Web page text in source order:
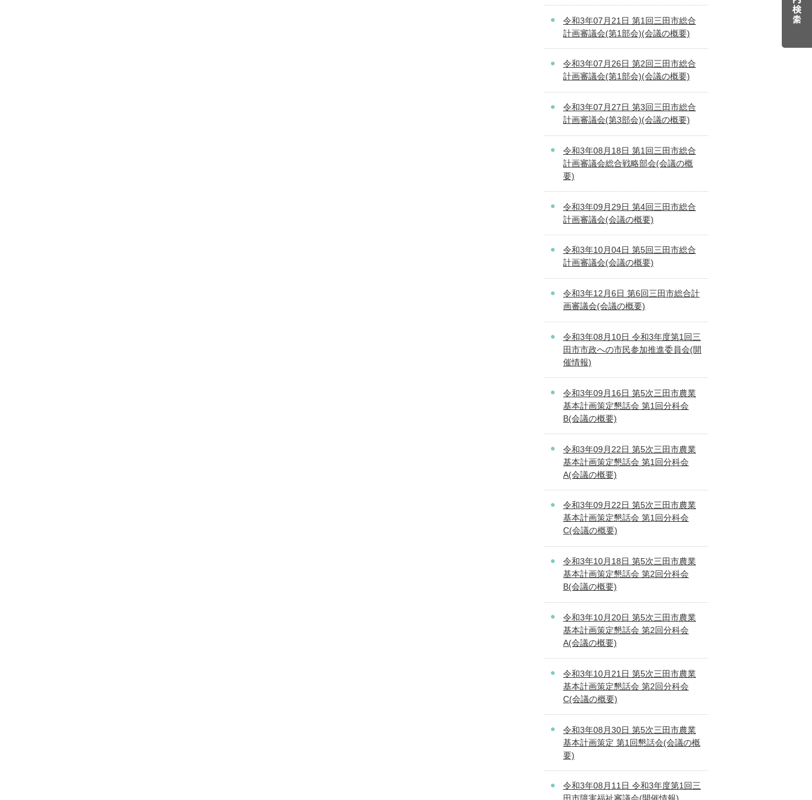
令和3年07月21日 第1回三田市総合
計画審議会(第1部会)(会議の概要)
令和3年07月26日 第2回三田市総合
計画審議会(第1部会)(会議の概要)
令和3年07月27日 第3回三田市総合
計画審議会(第3部会)(会議の概要)
令和3年08月18日 第1回三田市総合
計画審議会総合戦略部会(会議の概
要)
令和3年09月29日 第4回三田市総合
計画審議会(会議の概要)
令和3年10月04日 第5回三田市総合
計画審議会(会議の概要)
令和3年12月6日 第6回三田市総合計
画審議会(会議の概要)
令和3年08月10日 令和3年度第1回三
田市市政への市民参加推進委員会(開
催情報)
令和3年09月16日 第5次三田市農業
基本計画策定懇話会 第1回分科会
B(会議の概要)
令和3年09月22日 第5次三田市農業
基本計画策定懇話会 第1回分科会
A(会議の概要)
令和3年09月22日 第5次三田市農業
基本計画策定懇話会 第1回分科会
C(会議の概要)
令和3年10月18日 第5次三田市農業
基本計画策定懇話会 第2回分科会
B(会議の概要)
令和3年10月20日 第5次三田市農業
基本計画策定懇話会 第2回分科会
A(会議の概要)
令和3年10月21日 第5次三田市農業
基本計画策定懇話会 第2回分科会
C(会議の概要)
令和3年08月30日 第5次三田市農業
基本計画策定 第1回懇話会(会議の概
要)
令和3年08月11日 令和3年度第1回三